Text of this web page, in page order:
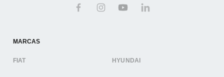
MARCAS
FIAT HYUNDAI